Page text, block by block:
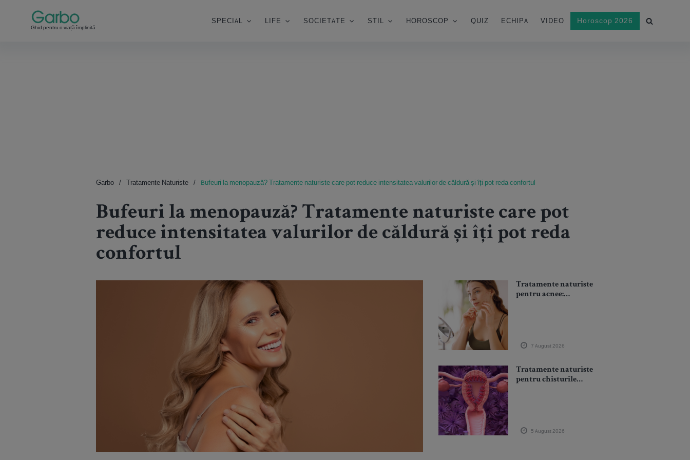
Ghid pentru o viață împlinită
SPECIAL LIFE SOCIETATE STIL HOROSCOP QUIZ ECHIPA VIDEO Horoscop 2026
Garbo Tratamente Naturiste Bufeuri la menopauză? Tratamente naturiste care pot reduce intensitatea valurilor de căldură și îți pot reda confortul
Bufeuri la menopauză? Tratamente naturiste care pot
reduce intensitatea valurilor de căldură și îți pot reda
confortul
Tratamente naturiste
pentru acnee:
7 August 2026
Tratamente naturiste
pentru chisturile
5 August 2026